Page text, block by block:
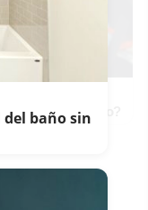
¿está el tuyo?
baño sin